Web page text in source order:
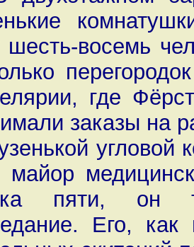
шесть-восемь
где
заказы на
угловой
майор
пяти, он
Его,